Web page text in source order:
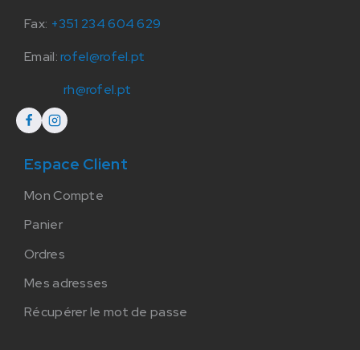
Fax: +351 234 604 629
Email:rofel@rofel.pt
rh@rofel.pt
Espace Client
Mon Compte
Panier
Ordres
Mes adresses
Récupérer le mot de passe